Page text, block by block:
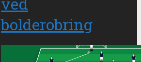
bolderobring